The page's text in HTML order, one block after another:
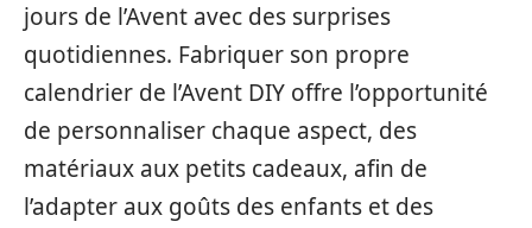
jours de l’Avent avec des surprises
quotidiennes. Fabriquer son propre
calendrier de l’Avent DIY offre l’opportunité
de personnaliser chaque aspect, des
matériaux aux petits cadeaux, afin de
l’adapter aux goûts des enfants et des